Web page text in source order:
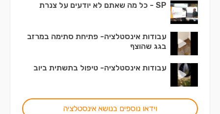
SP - כל מה שאתם לא יודעים על צנרת
עבודות אינסטלציה- פתיחת סתימה במרזב
בגג שהוצף
עבודות אינסטלציה- טיפול בתשתית ביוב
וידאו נוספים בנושא אינסטלציה